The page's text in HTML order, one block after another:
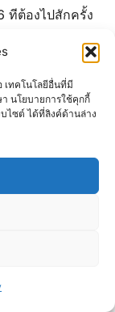
เทคโนโลยีอื่นที่มี
นโยบายการใช้คุกกี้
ไซต์ ได้ที่ลิงค์ด้านล่าง
ทีต้องไปสักครั้ง
ปรงทรงต่าง ๆ มี
ที่มีบนโลกใบนี้
บไป
ะอย่างไร?